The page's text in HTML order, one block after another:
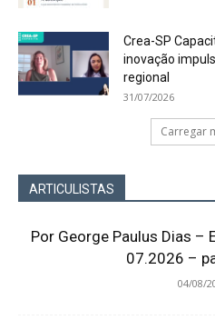
Crea-SP
inovação
regional
31/07/2026
Carregar
ARTICULISTAS
Por George Paulus Dias –
07.2026 –
04/08/